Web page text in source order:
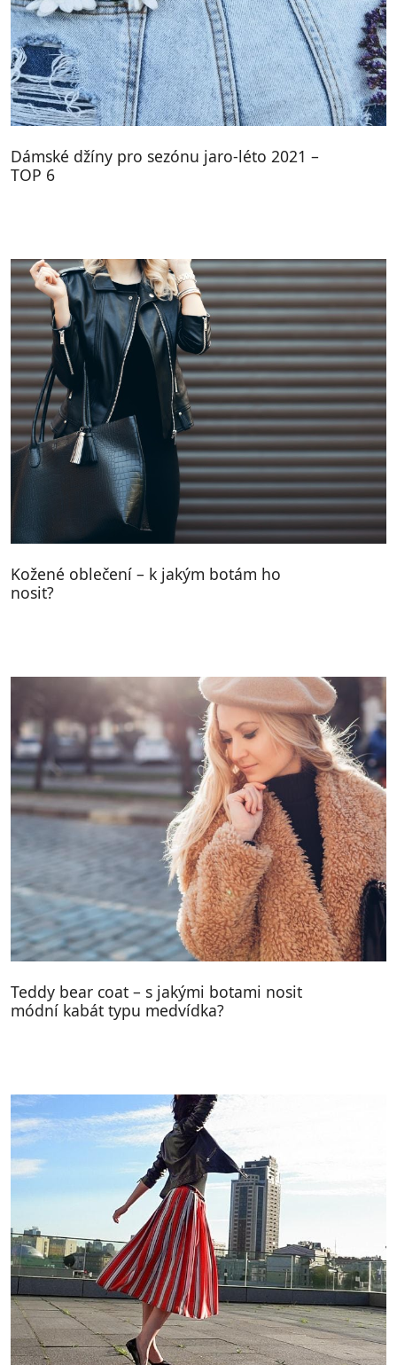
Dámské džíny pro sezónu jaro-léto 2021 –
TOP 6
Kožené oblečení – k jakým botám ho
nosit?
Teddy bear coat – s jakými botami nosit
módní kabát typu medvídka?